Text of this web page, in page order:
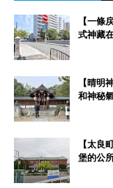
【一
式神藏
【晴
和神秘
【太
堡的公